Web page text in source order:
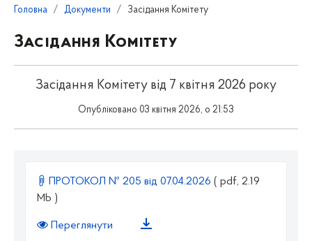
Головна Документи Засідання Комітету
Засідання Комітету
Засідання Комітету від 7 квітня 2026 року
Опубліковано 03 квітня 2026, о 21:53
ПРОТОКОЛ № 205 від 07.04.2026 ( pdf, 2.19
Mb )
Переглянути